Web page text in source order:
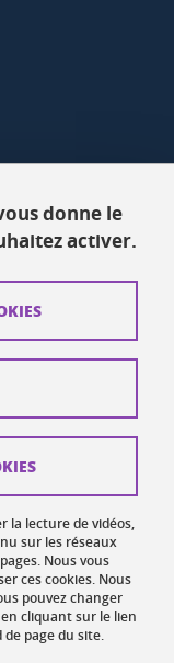
donne le
activer.
la lecture de vidéos,
sur les réseaux
Nous vous
ces cookies. Nous
pouvez changer
cliquant sur le lien
page du site.